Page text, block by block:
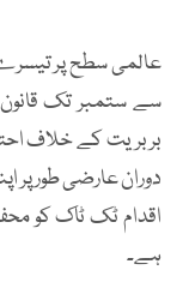
عالمی سطح پر
سے ستمبر تک قانون
بربریت کے خلاف
دوران عارضی طور پر
اقدام ٹک ٹاک کو
ہے۔